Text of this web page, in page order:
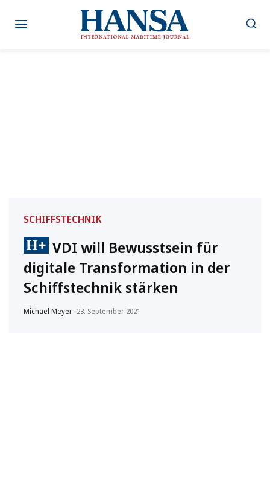
Inhalt
SCHIFFSTECHNIK
VDI will Bewusstsein für
digitale Transformation in der
Schiffstechnik stärken
Michael Meyer–23. September 2021